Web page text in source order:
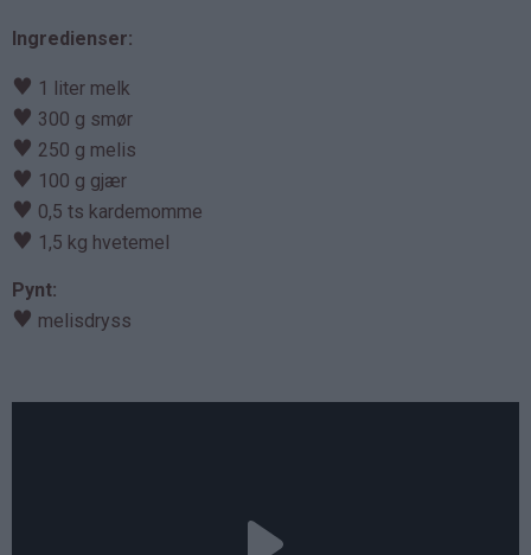
Ingredienser:
♥ 1 liter melk
♥ 300 g smør
♥ 250 g melis
♥ 100 g gjær
♥ 0,5 ts kardemomme
♥ 1,5 kg hvetemel
Pynt:
♥ melisdryss